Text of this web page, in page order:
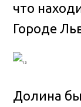
что
Городе
Долина